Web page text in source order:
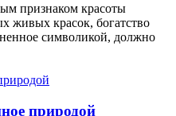
признаком красоты
живых красок, богатство
символикой, должно
природой